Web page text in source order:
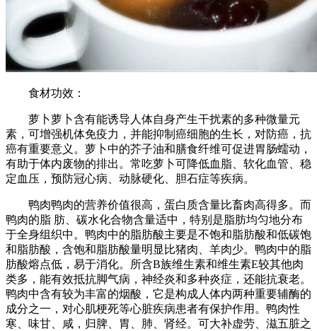
食材功效：
萝卜萝卜含有能诱导人体自身产生干扰素的多种微量元
素，可增强机体免疫力，并能抑制癌细胞的生长，对防癌，抗
癌有重要意义。萝卜中的芥子油和膳食纤维可促进胃肠蠕动，
有助于体内废物的排出。常吃萝卜可降低血脂、软化血管、稳
定血压，预防冠心病、动脉硬化、胆石症等疾病。
鸭肉鸭肉的营养价值很高，蛋白质含量比畜肉高得多。而
鸭肉的脂 肪、碳水化合物含量适中，特别是脂肪均匀地分布
于全身组织中。鸭肉中的脂肪酸主要是不饱和脂肪酸和低碳饱
和脂肪酸，含饱和脂肪酸量明显比猪肉、羊肉少。鸭肉中的脂
肪酸熔点低，易于消化。所含B族维生素和维生素E较其他肉
类多，能有效抵抗脚气病，神经炎和多种炎症，还能抗衰老。
鸭肉中含有较为丰富的烟酸，它是构成人体内两种重要辅酶的
成分之一，对心肌梗死等心脏疾病患者有保护作用。鸭肉性
寒、味甘、咸，归脾、胃、肺、肾经。可大补虚劳、滋五脏之